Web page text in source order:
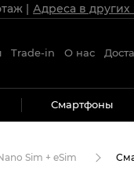
Адреса в других
Trade-in О нас
Смартфоны
Sim + eSim